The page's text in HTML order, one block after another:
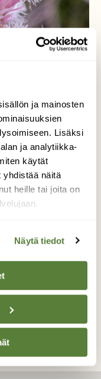
ja mainosten
Lisäksi
ja analytiikka-
käytät
yhdistää näitä
heille tai joita on
Näytä tiedot